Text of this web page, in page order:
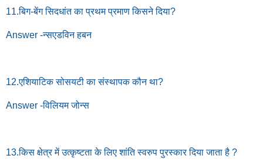
11.बिग-बेंग सिदधांत का प्रथम प्रमाण किसने दिया?
Answer -न्सएडविन हबन
12.एशियाटिक सोसयटी का संस्थापक कौन था?
Answer -विलियम जोन्स
13.किस क्षेत्र में उत्कृष्टता के लिए शांति स्वरुप पुरस्कार दिया जाता है ?